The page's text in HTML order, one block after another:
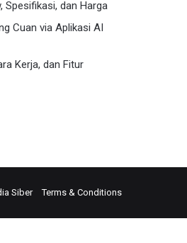
Spesifikasi, dan Harga
Cuan via Aplikasi AI
Kerja, dan Fitur
Siber Terms & Conditions